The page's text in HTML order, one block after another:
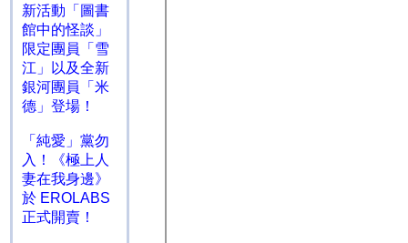
新活動「圖書
館中的怪談」
限定團員「雪
江」以及全新
銀河團員「米
德」登場！
「純愛」黨勿
入！《極上人
妻在我身邊》
於 EROLABS
正式開賣！